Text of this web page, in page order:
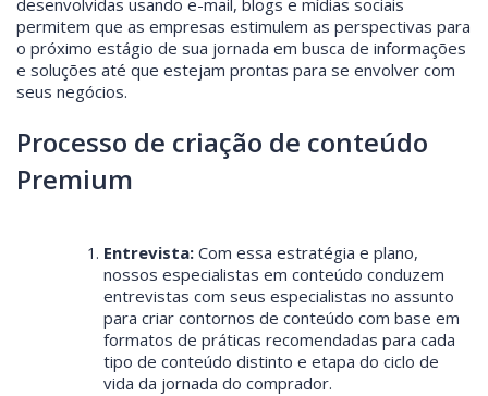
desenvolvidas usando e-mail, blogs e mídias sociais
permitem que as empresas estimulem as perspectivas para
o próximo estágio de sua jornada em busca de informações
e soluções até que estejam prontas para se envolver com
seus negócios.
Processo de criação de conteúdo
Premium
Entrevista: Com essa estratégia e plano,
nossos especialistas em conteúdo conduzem
entrevistas com seus especialistas no assunto
para criar contornos de conteúdo com base em
formatos de práticas recomendadas para cada
tipo de conteúdo distinto e etapa do ciclo de
vida da jornada do comprador.